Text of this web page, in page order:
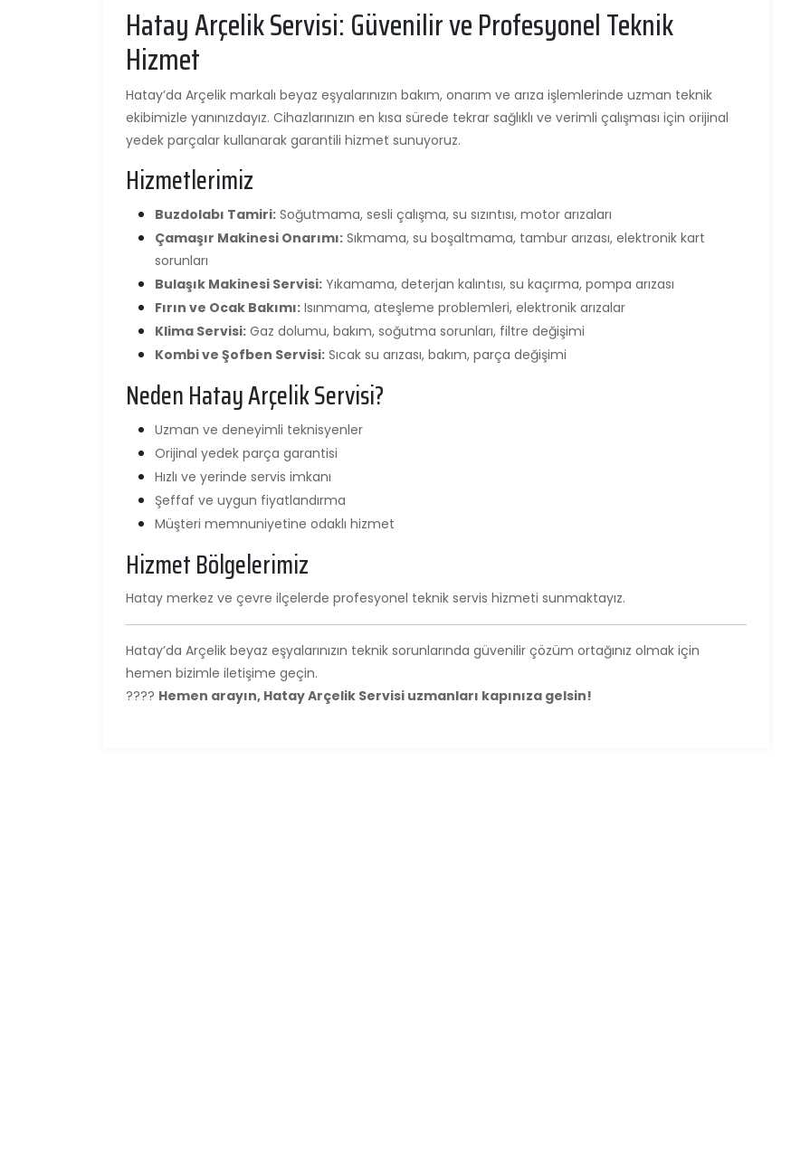
Hatay Arçelik Servisi: Güvenilir ve Profesyonel Teknik
Hizmet
Hatay’da Arçelik markalı beyaz eşyalarınızın bakım, onarım ve arıza işlemlerinde uzman teknik
ekibimizle yanınızdayız. Cihazlarınızın en kısa sürede tekrar sağlıklı ve verimli çalışması için orijinal
yedek parçalar kullanarak garantili hizmet sunuyoruz.
Hizmetlerimiz
Buzdolabı Tamiri: Soğutmama, sesli çalışma, su sızıntısı, motor arızaları
Çamaşır Makinesi Onarımı: Sıkmama, su boşaltmama, tambur arızası, elektronik kart
sorunları
Bulaşık Makinesi Servisi: Yıkamama, deterjan kalıntısı, su kaçırma, pompa arızası
Fırın ve Ocak Bakımı: Isınmama, ateşleme problemleri, elektronik arızalar
Klima Servisi: Gaz dolumu, bakım, soğutma sorunları, filtre değişimi
Kombi ve Şofben Servisi: Sıcak su arızası, bakım, parça değişimi
Neden Hatay Arçelik Servisi?
Uzman ve deneyimli teknisyenler
Orijinal yedek parça garantisi
Hızlı ve yerinde servis imkanı
Şeffaf ve uygun fiyatlandırma
Müşteri memnuniyetine odaklı hizmet
Hizmet Bölgelerimiz
Hatay merkez ve çevre ilçelerde profesyonel teknik servis hizmeti sunmaktayız.
Hatay’da Arçelik beyaz eşyalarınızın teknik sorunlarında güvenilir çözüm ortağınız olmak için
hemen bizimle iletişime geçin.
???? Hemen arayın, Hatay Arçelik Servisi uzmanları kapınıza gelsin!